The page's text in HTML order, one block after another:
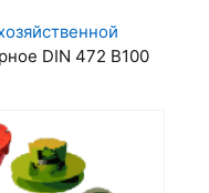
DIN 472 B100